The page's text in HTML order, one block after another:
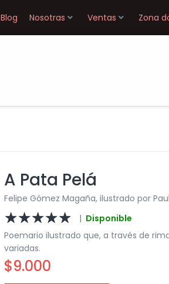
Blog Nosotras Ventas Zona
A Pata Pelá
Felipe Gómez Magaña, ilustrado por
☆☆☆☆☆ | Disponible
Poemario ilustrado que, a través de
variadas.
$9.000